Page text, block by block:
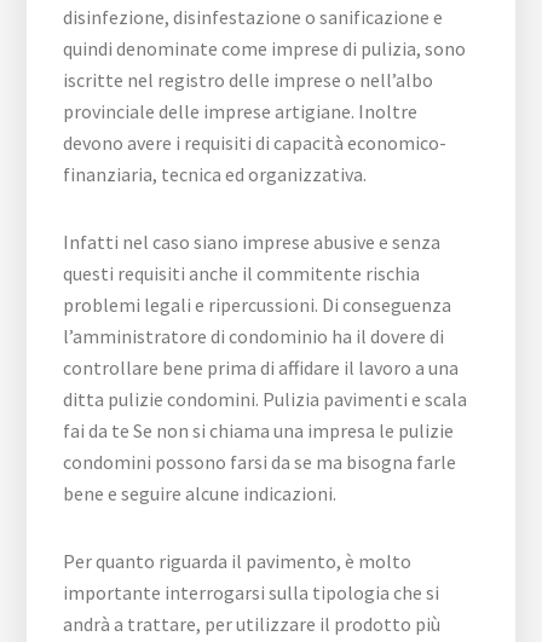
disinfezione, disinfestazione o sanificazione e
quindi denominate come imprese di pulizia, sono
iscritte nel registro delle imprese o nell’albo
provinciale delle imprese artigiane. Inoltre
devono avere i requisiti di capacità economico-
finanziaria, tecnica ed organizzativa.
Infatti nel caso siano imprese abusive e senza
questi requisiti anche il commitente rischia
problemi legali e ripercussioni. Di conseguenza
l’amministratore di condominio ha il dovere di
controllare bene prima di affidare il lavoro a una
ditta pulizie condomini. Pulizia pavimenti e scala
fai da te Se non si chiama una impresa le pulizie
condomini possono farsi da se ma bisogna farle
bene e seguire alcune indicazioni.
Per quanto riguarda il pavimento, è molto
importante interrogarsi sulla tipologia che si
andrà a trattare, per utilizzare il prodotto più